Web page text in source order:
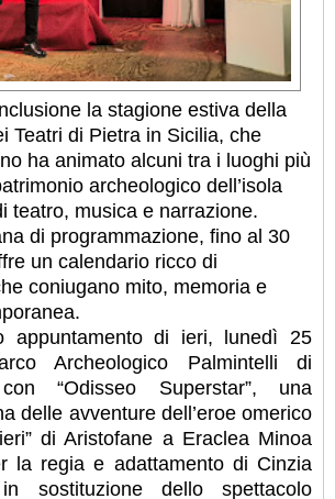
la stagione estiva della
Teatri di Pietra in Sicilia, che
ha animato alcuni tra i luoghi più
archeologico dell’isola
teatro, musica e narrazione.
di programmazione, fino al 30
un calendario ricco di
coniugano mito, memoria e
appuntamento di ieri, lunedì 25
Archeologico Palmintelli di
“Odisseo Superstar”, una
delle avventure dell’eroe omerico
di Aristofane a Eraclea Minoa
la regia e adattamento di Cinzia
in sostituzione dello spettacolo